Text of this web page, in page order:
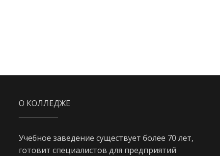
О КОЛЛЕДЖЕ
Учебное заведение существует более 70 лет,
готовит специалистов для предприятий